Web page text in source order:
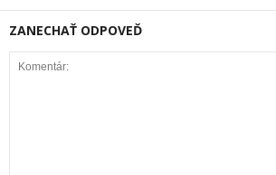
ZANECHAŤ ODPOVEĎ